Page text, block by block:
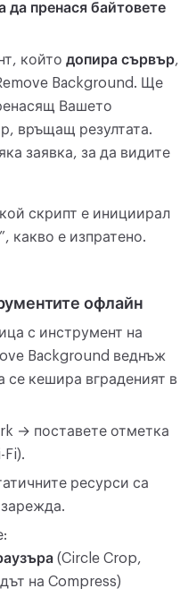
да пренася байтовете
който допира сървър,
Background. Ще
Вашето
връщащ резултата.
заявка, за да видите
скрипт е инициирал
какво е изпратено.
офлайн
с инструмент на
Background веднъж
се кешира вграденият в
→ поставете отметка
Fi).
ресурси са
(Circle Crop,
на Compress)